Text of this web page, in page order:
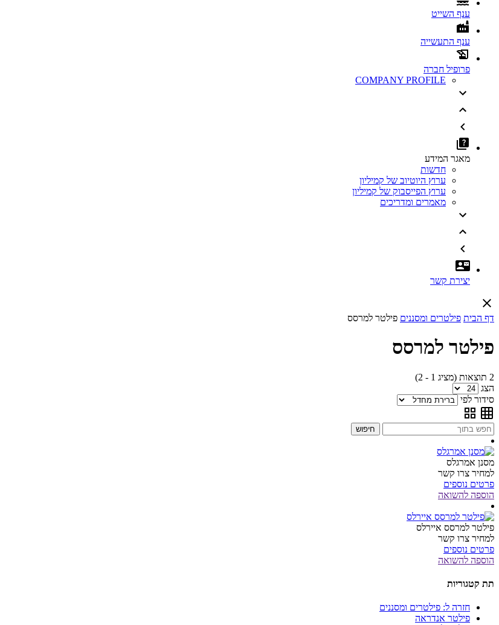
ענף השייט
ענף התעשייה
פרופיל חברה
COMPANY PROFILE
מאגר המידע
חדשות
ערוץ היוטיוב של קמיליון
ערוץ הפייסבוק של קמיליון
מאמרים ומדריכים
יצירת קשר
דף הבית פילטרים ומסננים פילטר למרסס
פילטר למרסס
2 תוצאות (מציג 1 - 2)
הצג
סידור לפי
חיפוש
מסנן אמרגלס
למחיר צרו קשר
פרטים נוספים
הוספה להשואה
פילטר למרסס איירלס
למחיר צרו קשר
פרטים נוספים
הוספה להשואה
תת קטגוריות
חזרה ל: פילטרים ומסננים
פילטר אנדראה